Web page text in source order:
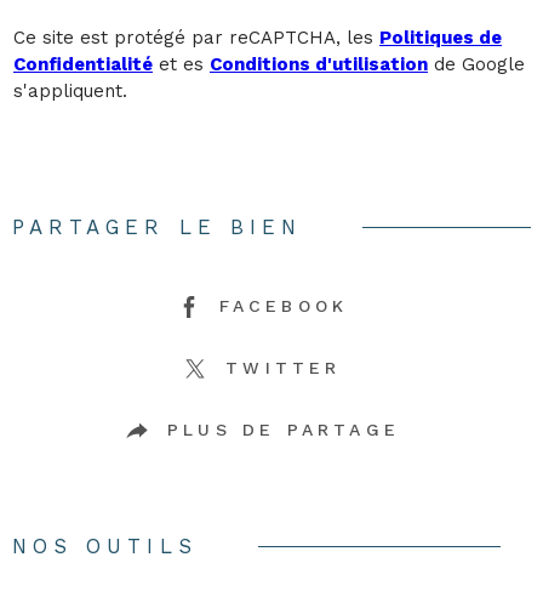
Ce site est protégé par reCAPTCHA, les Politiques de
Confidentialité et es Conditions d'utilisation de Google
s'appliquent.
PARTAGER LE BIEN
FACEBOOK
TWITTER
PLUS DE PARTAGE
NOS OUTILS